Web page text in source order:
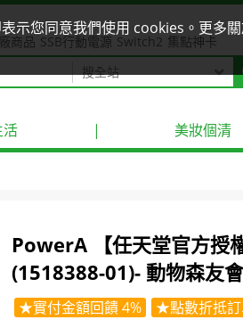
示您同意我們使用 cookies。更多
商品 SSB行動電源 Switch2 集點神卡
活 | 美妝個清
PowerA 【任天堂官方授
(1518388-01)- 動物森友
★實付金額回饋 4%
★點數折抵訂